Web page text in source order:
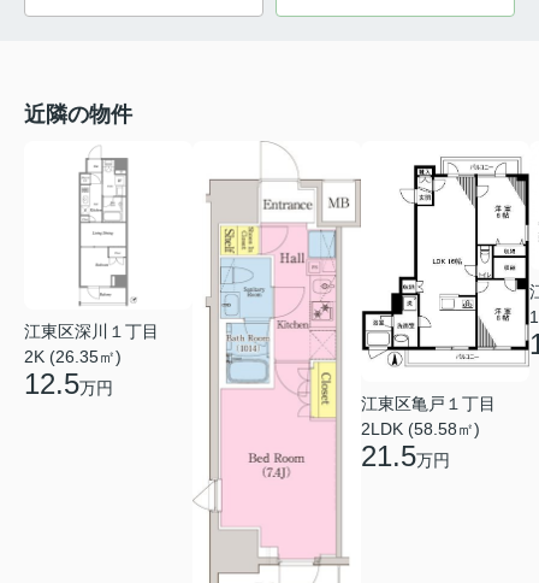
近隣の物件
江東区深川１丁目
2K (26.35㎡)
12.5万円
江東区亀戸１丁目
2LDK (58.58㎡)
21.5万円